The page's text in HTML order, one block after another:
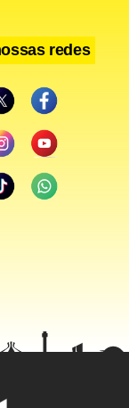
redes